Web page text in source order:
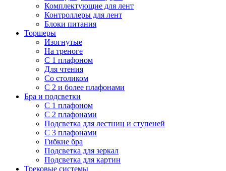
Комплектующие для лент
Контроллеры для лент
Блоки питания
Торшеры
Изогнутые
На треноге
С 1 плафоном
Для чтения
Со столиком
С 2 и более плафонами
Бра и подсветки
С 1 плафоном
С 2 плафонами
Подсветка для лестниц и ступеней
С 3 плафонами
Гибкие бра
Подсветка для зеркал
Подсветка для картин
Трековые системы